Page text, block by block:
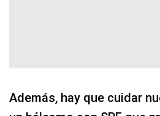
Además, hay que cuidar